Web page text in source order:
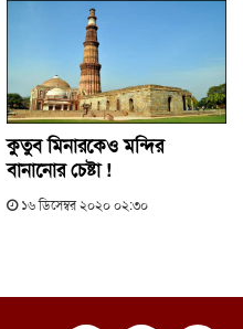
কুতুব মিনারকেও মন্দির
বানানোর চেষ্টা !
১৬ ডিসেম্বর ২০২০ ০২:৩০